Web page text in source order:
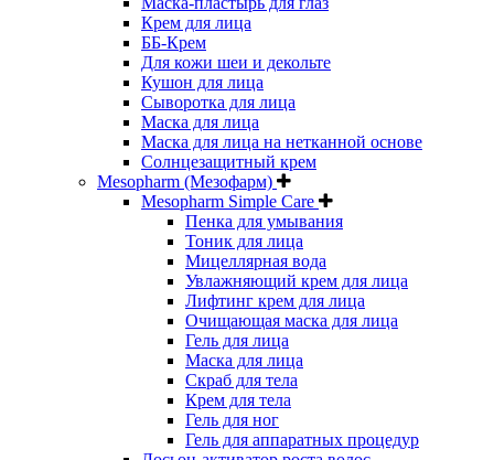
Крем для лица
ББ-Крем
Для кожи шеи и декольте
Кушон для лица
Сыворотка для лица
Маска для лица
Маска для лица на нетканной основе
Солнцезащитный крем
Mesopharm (Мезофарм)
Mesopharm Simple Care
Пенка для умывания
Тоник для лица
Мицеллярная вода
Увлажняющий крем для лица
Лифтинг крем для лица
Очищающая маска для лица
Гель для лица
Маска для лица
Скраб для тела
Крем для тела
Гель для ног
Гель для аппаратных процедур